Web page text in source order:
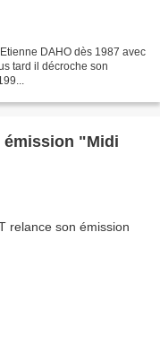
DAHO dès 1987 avec
tard il décroche son
émission "Midi